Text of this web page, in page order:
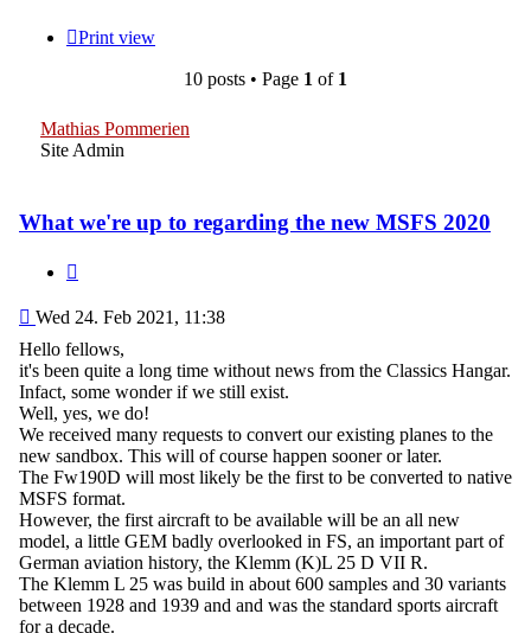
Print view
10 posts • Page 1 of 1
Mathias Pommerien
Site Admin
What we're up to regarding the new MSFS 2020
Post
Wed 24. Feb 2021, 11:38
Hello fellows,
it's been quite a long time without news from the Classics Hangar.
Infact, some wonder if we still exist.
Well, yes, we do!
We received many requests to convert our existing planes to the
new sandbox. This will of course happen sooner or later.
The Fw190D will most likely be the first to be converted to native
MSFS format.
However, the first aircraft to be available will be an all new
model, a little GEM badly overlooked in FS, an important part of
German aviation history, the Klemm (K)L 25 D VII R.
The Klemm L 25 was build in about 600 samples and 30 variants
between 1928 and 1939 and and was the standard sports aircraft
for a decade.